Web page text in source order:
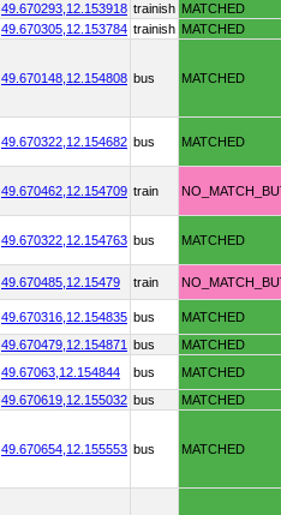
49.670293, 12.153918 trainish MATCHED
49.670305, 12.153784 trainish MATCHED
49.670148, 12.154808 bus MATCHED
49.670322, 12.154682 bus MATCHED
49.670462, 12.154709 train
49.670322, 12.154763 bus MATCHED
49.670485, 12.15479 train
49.670316, 12.154835 bus MATCHED
49.670479, 12.154871 bus MATCHED
49.67063, 12.154844 bus MATCHED
49.670619, 12.155032 bus MATCHED
49.670654, 12.155553 bus MATCHED